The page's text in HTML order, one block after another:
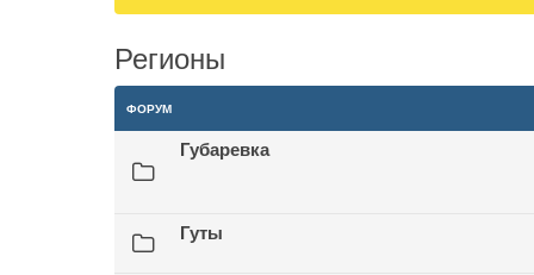
Регионы
ФОРУМ
Губаревка
Гуты